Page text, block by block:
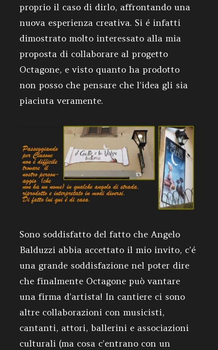
proprio il caso di dirlo, affrontando una
nuova esperienza creativa. Si é infatti
dimostrato molto interessato alla mia
proposta di collaborare al progetto
Octagone, e visto quanto ha prodotto
non posso che pensare che l’idea gli sia
piaciuta veramente.
Sono soddisfatto del fatto che Angelo
Balduzzi abbia accettato il mio invito, c’é
una grande soddisfazione nel poter dire
che finalmente Octagone può vantare
una firma d’artista! In cantiere ci sono
altre collaborazioni con musicisti,
cantanti, attori, ballerini e associazioni
culturali (ma cosa c’entrano con un